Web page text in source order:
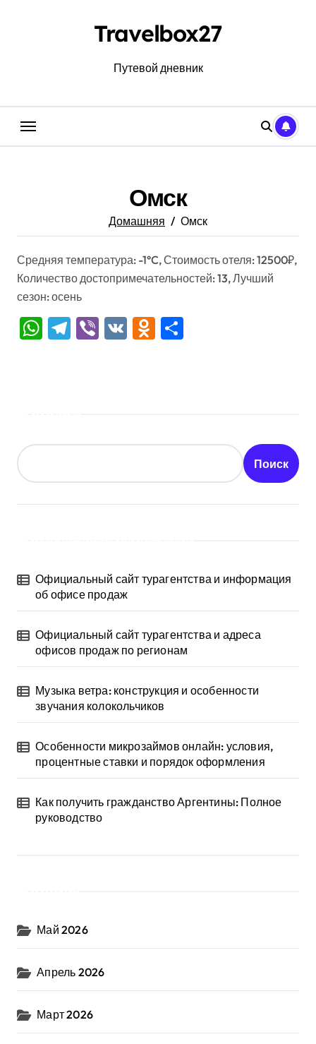
Travelbox27
Путевой дневник
Омск
Домашняя Омск
Средняя температура: -1°C, Стоимость отеля: 12500₽,
Количество достопримечательностей: 13, Лучший
сезон: осень
WhatsApp
Telegram
Viber
VK Odnoklassniki
Поиск
Официальный сайт турагентства и информация
об офисе продаж
Официальный сайт турагентства и адреса
офисов продаж по регионам
Музыка ветра: конструкция и особенности
звучания колокольчиков
Особенности микрозаймов онлайн: условия,
процентные ставки и порядок оформления
Как получить гражданство Аргентины: Полное
руководство
Май 2026
Апрель 2026
Март 2026